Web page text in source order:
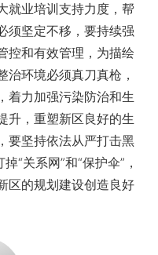
就业培训支持力度，帮
须坚定不移，要持续强
控和有效管理，为描绘
环境必须真刀真枪，
着力加强污染防治和生
升，重塑新区良好的生
要坚持依法从严打击黑
“关系网”和“保护伞”，
区的规划建设创造良好